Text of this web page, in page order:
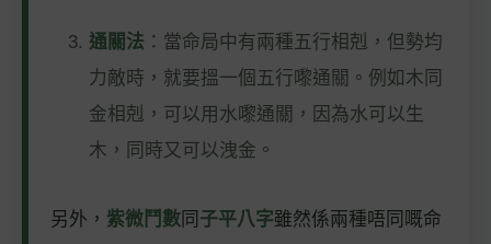
通關法 ：當命局中有兩種五行相剋，但勢均
力敵時，就要搵一個五行嚟通關。例如木同
金相剋，可以用水嚟通關，因為水可以生
木，同時又可以洩金。
另外， 紫微鬥數 同 子平八字雖然係兩種唔同嘅命